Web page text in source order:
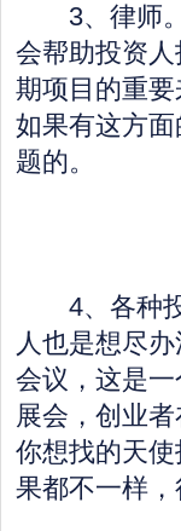
3、律师。
会帮助投资
期项目的重
如果有这方
题的。
4、各种投
人也是想尽
会议，这是
展会，创业
你想找的天
果都不一样